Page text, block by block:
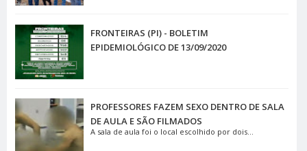
FRONTEIRAS (PI) - BOLETIM
EPIDEMIOLÓGICO DE 13/09/2020
PROFESSORES FAZEM SEXO DENTRO DE SALA
DE AULA E SÃO FILMADOS
A sala de aula foi o local escolhido por dois...